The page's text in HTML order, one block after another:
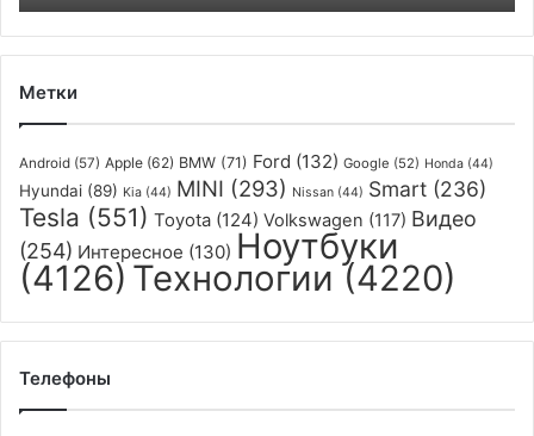
Метки
Android (57) Apple (62) BMW (71) Ford (132) Google (52) Honda (44)
Hyundai (89) Kia (44) MINI (293) Nissan (44) Smart (236)
Tesla (551) Toyota (124) Volkswagen (117) Видео
(254) Интересное (130) Ноутбуки
(4126) Технологии (4220)
Телефоны